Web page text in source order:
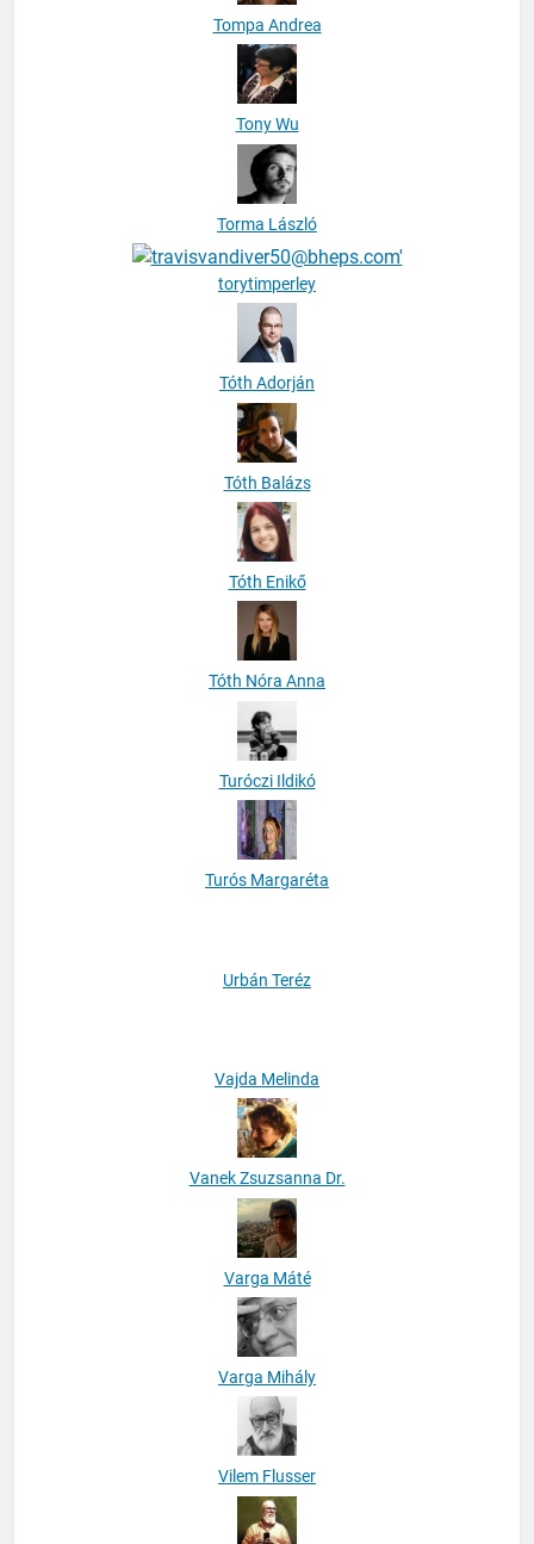
Tompa Andrea
Tony Wu
Torma László
torytimperley
Tóth Adorján
Tóth Balázs
Tóth Enikő
Tóth Nóra Anna
Turóczi Ildikó
Turós Margaréta
Urbán Teréz
Vajda Melinda
Vanek Zsuzsanna Dr.
Varga Máté
Varga Mihály
Vilem Flusser